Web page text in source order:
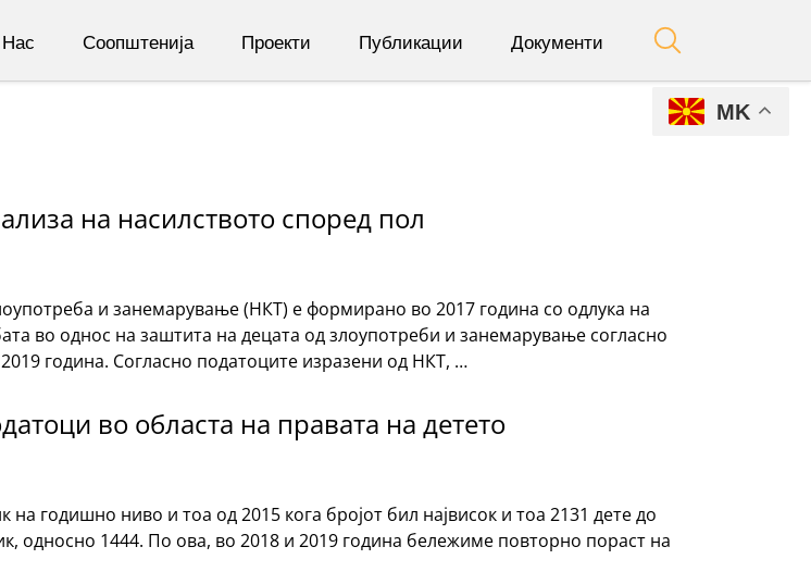
Соопштенија Проекти Публикации Документи
на насилството според пол
и занемарување (НКТ) е формирано во 2017 година со одлука на
во однос на заштита на децата од злоупотреби и занемарување согласно
година. Согласно податоците изразени од НКТ, …
во областа на правата на детето
годишно ниво и тоа од 2015 кога бројот бил највисок и тоа 2131 дете до
односно 1444. По ова, во 2018 и 2019 година бележиме повторно пораст на
MK